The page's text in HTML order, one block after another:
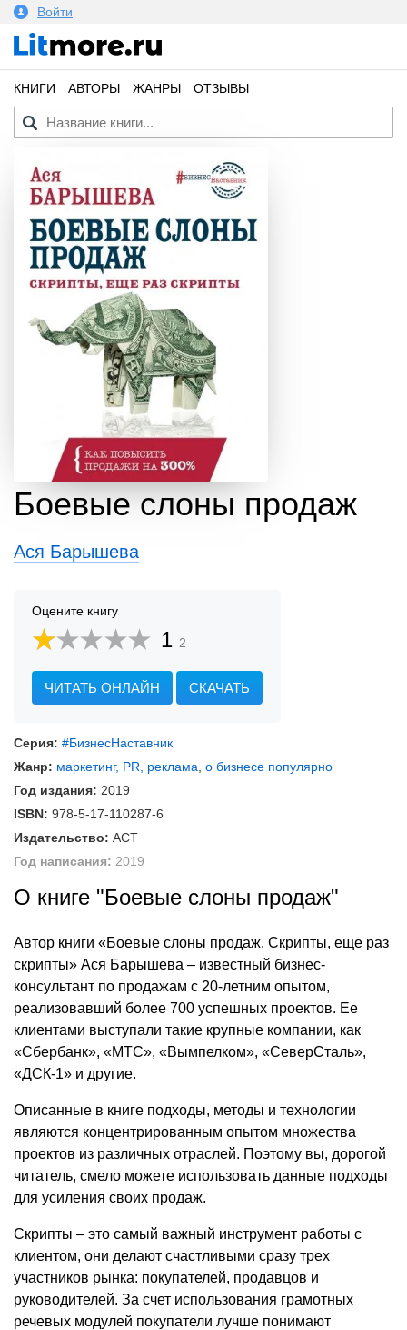
Войти
КНИГИ АВТОРЫ ЖАНРЫ ОТЗЫВЫ
Боевые слоны продаж
Ася Барышева
Оцените книгу
1 2
ЧИТАТЬ ОНЛАЙН СКАЧАТЬ
Серия: #БизнесНаставник
Жанр: маркетинг, PR, реклама о бизнесе популярно
Год издания: 2019
ISBN: 978-5-17-110287-6
Издательство: АСТ
Год написания: 2019
О книге "Боевые слоны продаж"
Автор книги «Боевые слоны продаж. Скрипты, еще раз
скрипты» Ася Барышева – известный бизнес-
консультант по продажам с 20-летним опытом,
реализовавший более 700 успешных проектов. Ее
клиентами выступали такие крупные компании, как
«Сбербанк», «МТС», «Вымпелком», «СеверСталь»,
«ДСК-1» и другие.
Описанные в книге подходы, методы и технологии
являются концентрированным опытом множества
проектов из различных отраслей. Поэтому вы, дорогой
читатель, смело можете использовать данные подходы
для усиления своих продаж.
Скрипты – это самый важный инструмент работы с
клиентом, они делают счастливыми сразу трех
участников рынка: покупателей, продавцов и
руководителей. За счет использования грамотных
речевых модулей покупатели лучше понимают